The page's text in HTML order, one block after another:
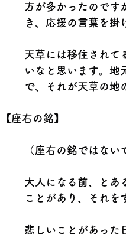
方が多かったのです
き、応援の言葉を掛
天草には移住されて
いなと思います。地
で、それが天草の地
【座右の銘】
（座右の銘ではない
大人になる前、とあ
ことがあり、それ
悲しいことがあった